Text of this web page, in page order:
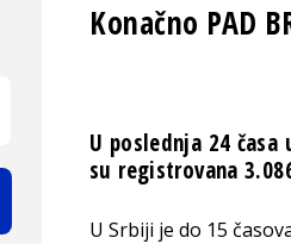
Konačno PAD
U poslednja 24
su registrovana
U Srbiji je do 15